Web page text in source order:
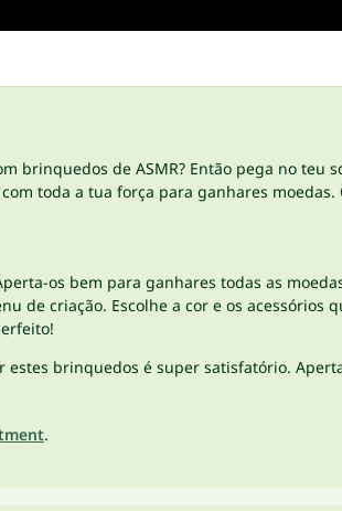
brinquedos de ASMR? Então pega no teu
toda a tua força para ganhares
os bem para ganhares todas as
de criação. Escolhe a cor e os
estes brinquedos é super satisfatório.
.